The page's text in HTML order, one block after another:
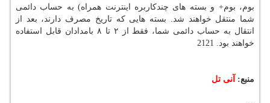
بوم، بوم+ و بسته های چندكاربره اینترنت همراه) به حساب دائمی
شما منتقل خواهند شد. بسته هایی كه تاریخ مصرف دارند، بعد از
انتقال به حساب دائمی شما، فقط از ۲ تا ۸ بامدادان قابل استفاده
خواهند بود. 2121
منبع: آنی تل